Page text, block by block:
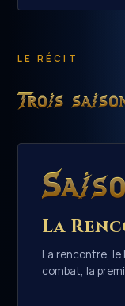
LE RÉCIT
Trois
La
La rencontre, le
combat, la